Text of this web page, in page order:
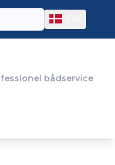
bådservice